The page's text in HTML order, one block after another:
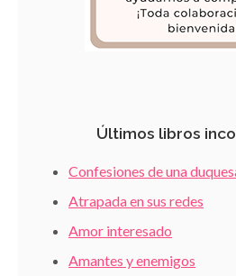
Últimos libros
Confesiones de una
Atrapada en sus redes
Amor interesado
Amantes y enemigos